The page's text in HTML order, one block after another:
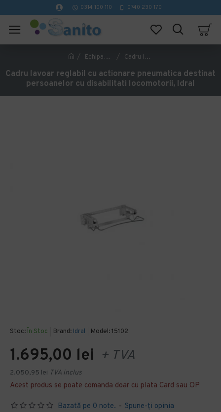
0314 100 110 0740 230 170
Echipamente pentru persoane cu dizabilitati Cadru lavoar reglabil cu actionare pneumatica destinat persoanelor cu disabilitati locomotorii, Idral
Cadru lavoar reglabil cu actionare pneumatica destinat
persoanelor cu disabilitati locomotorii, Idral
Stoc: În Stoc Brand: Idral Model:15102
Bazată pe 0 note. - Spune-ţi opinia
1.695,00 lei + TVA
2.050,95 lei TVA inclus
Acest produs se poate comanda doar cu plata Card sau OP